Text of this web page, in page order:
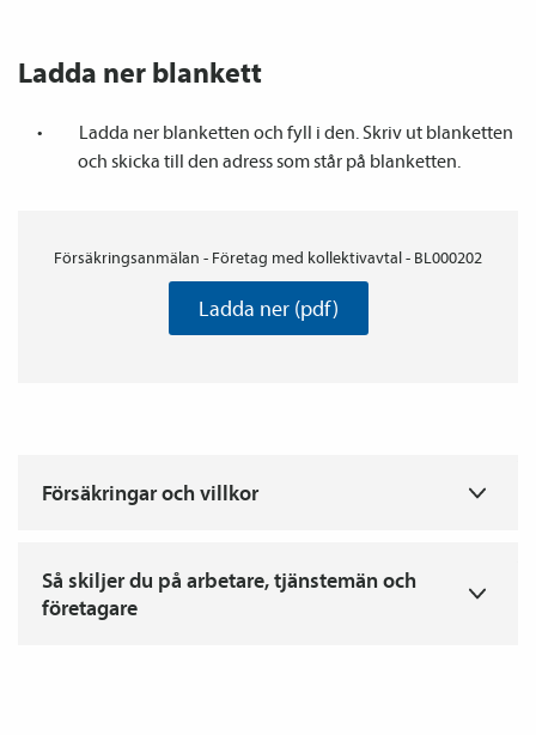
Ladda ner blankett
Ladda ner blanketten och fyll i den. Skriv ut blanketten
och skicka till den adress som står på blanketten.
Försäkringsanmälan - Företag med kollektivavtal - BL000202
Ladda ner (pdf)
Försäkringar och villkor
Så skiljer du på arbetare, tjänstemän och
företagare